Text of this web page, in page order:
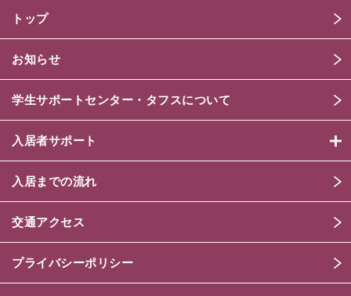
トップ
お知らせ
学生サポートセンター・タフスについて
入居者サポート
入居までの流れ
交通アクセス
プライバシーポリシー